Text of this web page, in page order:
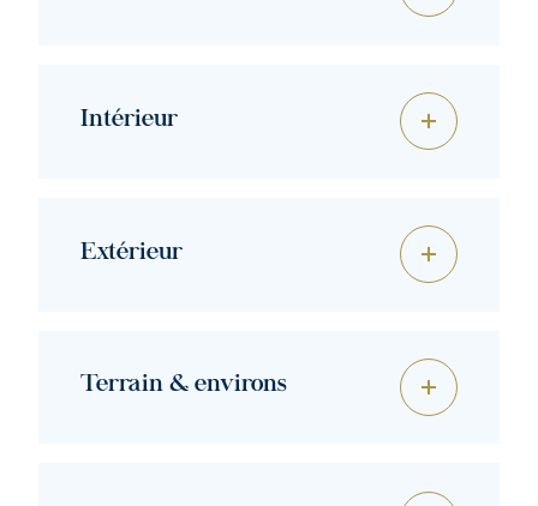
Intérieur
Extérieur
Terrain & environs